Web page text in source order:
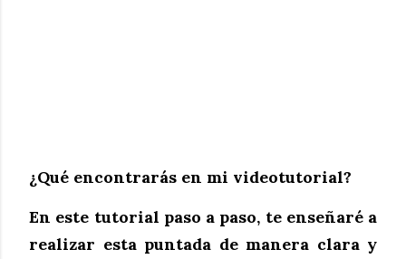
¿Qué encontrarás en mi videotutorial?
En este tutorial paso a paso, te enseñaré a
realizar esta puntada de manera clara y